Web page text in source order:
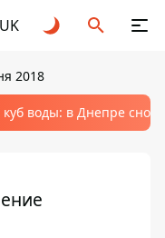
UK
2018
куб воды: в Днепре